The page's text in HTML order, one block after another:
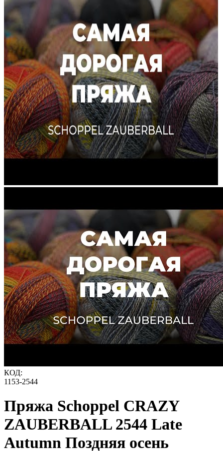
КОД:
1153-2544
Пряжа Schoppel CRAZY
ZAUBERBALL 2544 Late
Autumn Поздняя осень